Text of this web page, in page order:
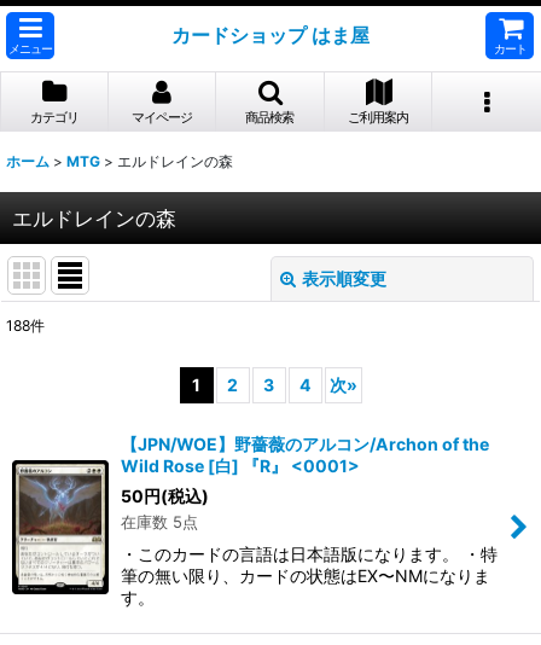
メニュー
カードショップ はま屋
カート
カテゴリ マイページ 商品検索 ご利用案内
ホーム > MTG > エルドレインの森
エルドレインの森
表示順変更
絞り込む
188件
1 2 3 4 次»
【JPN/WOE】野薔薇のアルコン/Archon of the
Wild Rose [白] 『R』 <0001>
50円(税込)
在庫数 5点
・このカードの言語は日本語版になります。 ・特
筆の無い限り、カードの状態はEX〜NMになりま
す。